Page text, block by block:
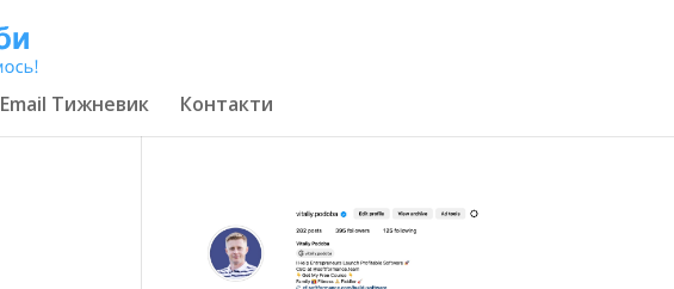
Email Тижневик Контакти